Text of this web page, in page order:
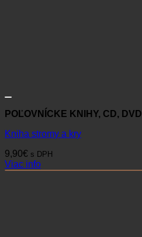
POĽOVNÍCKE KNIHY, CD, DVD
Kniha stromy a kry
9,90€ s DPH
Viac info